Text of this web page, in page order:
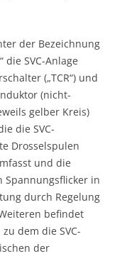
der Bezeichnung
die SVC-Anlage
(„TCR“) und
(nicht-
gelber Kreis)
die SVC-
Drosselspulen
und die
Spannungsflicker in
durch Regelung
befindet
dem die SVC-
der